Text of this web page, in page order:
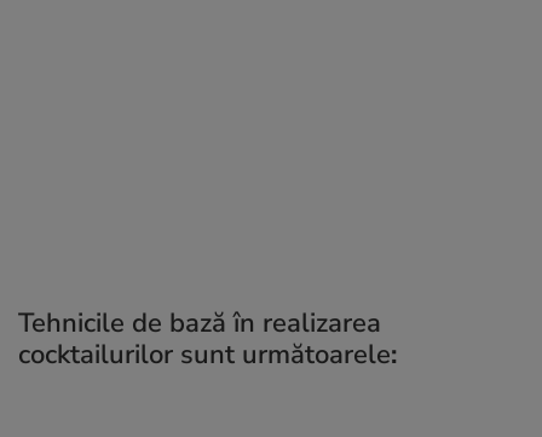
Tehnicile de bază în realizarea
cocktailurilor sunt următoarele: